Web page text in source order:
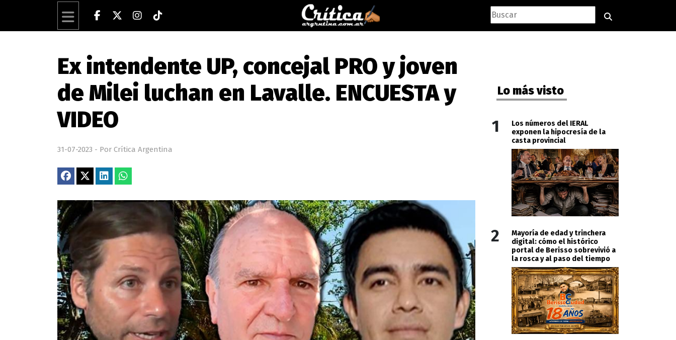
Ex intendente UP, concejal PRO y joven
de Milei luchan en Lavalle. ENCUESTA y
VIDEO
31-07-2023 - Por Crítica Argentina
Lo más visto
1
Los números del IERAL
exponen la hipocresía de la
casta provincial
2
Mayoría de edad y trinchera
digital: cómo el histórico
portal de Berisso sobrevivió a
la rosca y al paso del tiempo